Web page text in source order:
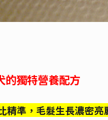
獨特營養配方
精準，毛髮生長濃密亮